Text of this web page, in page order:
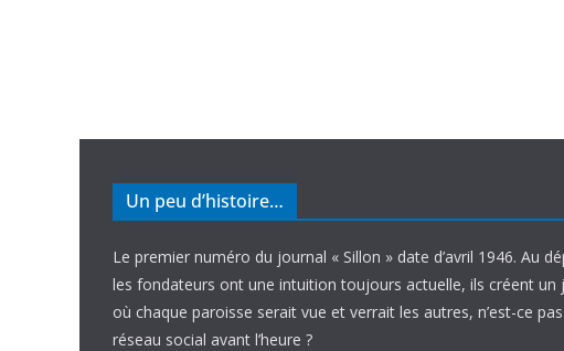
Un peu d’histoire…
Le premier numéro du journal « Sillon » date d’avril 1946. Au
les fondateurs ont une intuition toujours actuelle, ils créent un
où chaque paroisse serait vue et verrait les autres, n’est-ce
réseau social avant l’heure ?